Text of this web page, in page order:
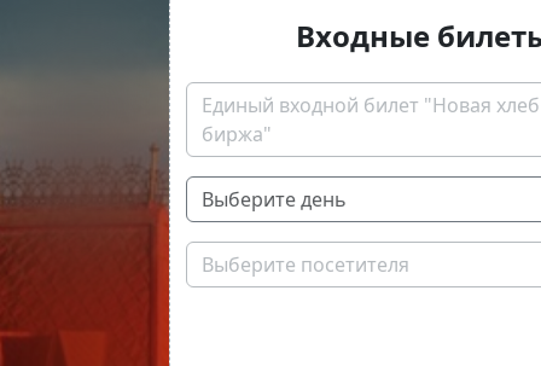
Входные
Единый входной билет "Новая
биржа"
Выберите посетителя